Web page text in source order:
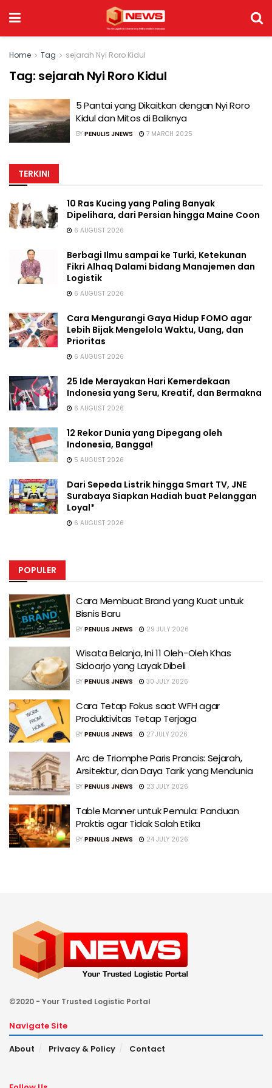
Home Tag sejarah Nyi Roro Kidul
Tag: sejarah Nyi Roro Kidul
5 Pantai yang Dikaitkan dengan Nyi Roro
Kidul dan Mitos di Baliknya
BY PENULIS JNEWS 7 MARCH 2025
TERKINI
10 Ras Kucing yang Paling Banyak
Dipelihara, dari Persian hingga Maine Coon
6 AUGUST 2026
Berbagi Ilmu sampai ke Turki, Ketekunan
Fikri Alhaq Dalami bidang Manajemen dan
Logistik
6 AUGUST 2026
Cara Mengurangi Gaya Hidup FOMO agar
Lebih Bijak Mengelola Waktu, Uang, dan
Prioritas
6 AUGUST 2026
25 Ide Merayakan Hari Kemerdekaan
Indonesia yang Seru, Kreatif, dan Bermakna
6 AUGUST 2026
12 Rekor Dunia yang Dipegang oleh
Indonesia, Bangga!
5 AUGUST 2026
Dari Sepeda Listrik hingga Smart TV, JNE
Surabaya Siapkan Hadiah buat Pelanggan
Loyal*
6 AUGUST 2026
POPULER
Cara Membuat Brand yang Kuat untuk
Bisnis Baru
BY PENULIS JNEWS 29 JULY 2026
Wisata Belanja, Ini 11 Oleh-Oleh Khas
Sidoarjo yang Layak Dibeli
BY PENULIS JNEWS 30 JULY 2026
Cara Tetap Fokus saat WFH agar
Produktivitas Tetap Terjaga
BY PENULIS JNEWS 27 JULY 2026
Arc de Triomphe Paris Prancis: Sejarah,
Arsitektur, dan Daya Tarik yang Mendunia
BY PENULIS JNEWS 23 JULY 2026
Table Manner untuk Pemula: Panduan
Praktis agar Tidak Salah Etika
BY PENULIS JNEWS 24 JULY 2026
©2020 - Your Trusted Logistic Portal
Navigate Site
About
Privacy & Policy Contact